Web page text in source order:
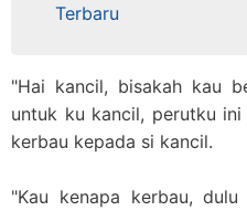
Terbaru
"Hai kancil, bisakah kau
untuk ku kancil, perutku
kerbau kepada si kancil.
"Kau kenapa kerbau,